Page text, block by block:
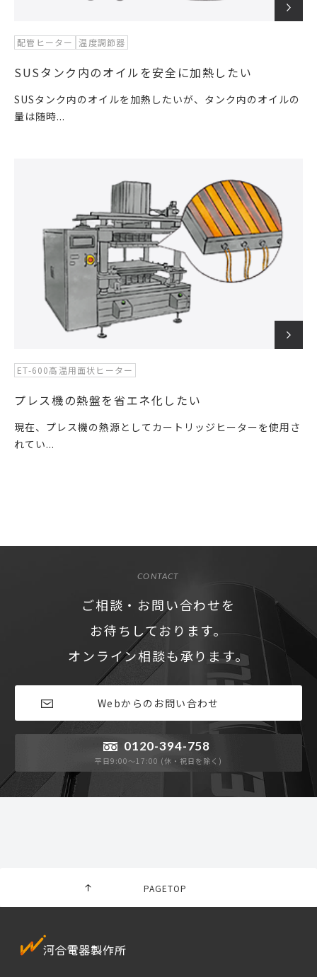
配管ヒーター 温度調節器
SUSタンク内のオイルを安全に加熱したい
SUSタンク内のオイルを加熱したいが、タンク内のオイルの
量は随時...
ET-600高温用面状ヒーター
プレス機の熱盤を省エネ化したい
現在、プレス機の熱源としてカートリッジヒーターを使用さ
れてい...
CONTACT
ご相談・お問い合わせを
お待ちしております。
オンライン相談も承ります。
Webからのお問い合わせ
0120-394-758
平日9:00〜17:00 (休・祝日を除く)
PAGETOP